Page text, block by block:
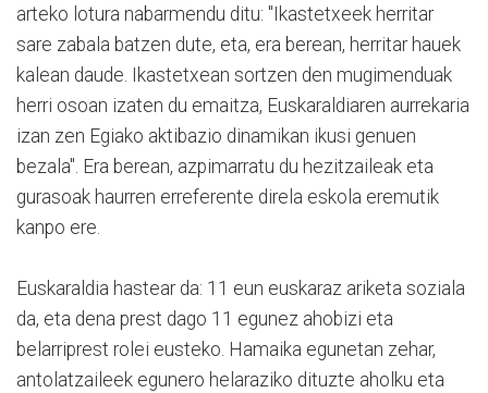
arteko lotura nabarmendu ditu: "Ikastetxeek herritar
sare zabala batzen dute, eta, era berean, herritar hauek
kalean daude. Ikastetxean sortzen den mugimenduak
herri osoan izaten du emaitza, Euskaraldiaren aurrekaria
izan zen Egiako aktibazio dinamikan ikusi genuen
bezala". Era berean, azpimarratu du hezitzaileak eta
gurasoak haurren erreferente direla eskola eremutik
kanpo ere.
Euskaraldia hastear da: 11 eun euskaraz ariketa soziala
da, eta dena prest dago 11 egunez ahobizi eta
belarriprest rolei eusteko. Hamaika egunetan zehar,
antolatzaileek egunero helaraziko dituzte aholku eta